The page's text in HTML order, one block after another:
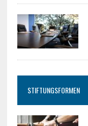
STIFTUNGSFORMEN